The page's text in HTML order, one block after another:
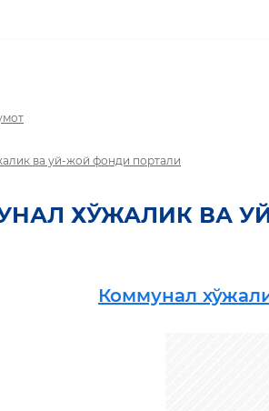
ва уй-жой фонди портали
ХЎЖАЛИК ВА
Коммунал